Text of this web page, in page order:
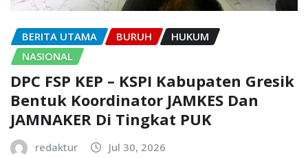
BERITA UTAMA BURUH
HUKUM
NASIONAL
DPC FSP KEP – KSPI Kabupaten Gresik
Bentuk Koordinator JAMKES Dan
JAMNAKER Di Tingkat PUK
redaktur Jul 30, 2026